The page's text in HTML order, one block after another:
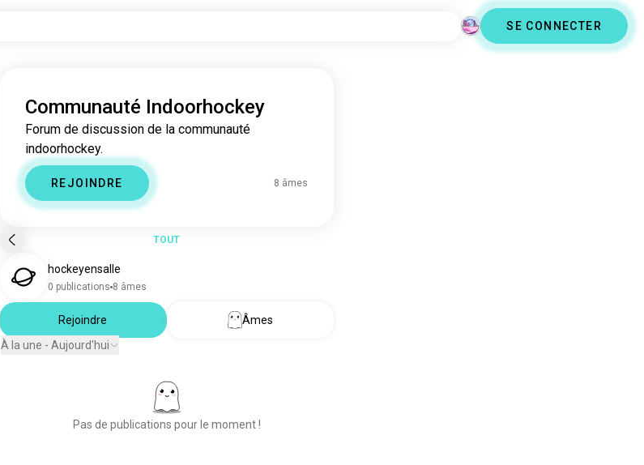
SE CONNECTER
Communauté Indoorhockey
Forum de discussion de la communauté
indoorhockey.
REJOINDRE 8 âmes
TOUT
hockeyensalle
0 publications 8 âmes
Rejoindre
Âmes
À la une - Aujourd'hui
Pas de publications pour le moment !